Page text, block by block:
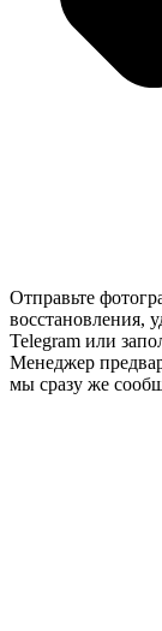
Отправьте
восстановления,
Telegram или
Менеджер
мы сразу же